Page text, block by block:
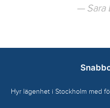
Sara
Hyr lägenhet i Stockholm med